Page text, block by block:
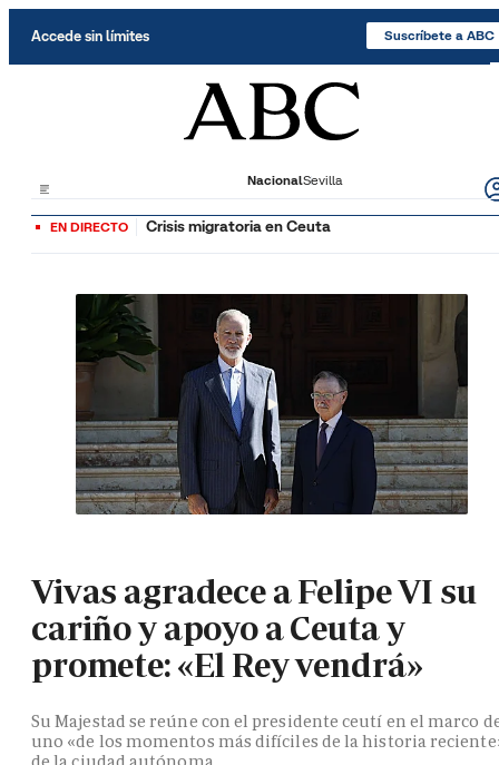
Accede sin límites Suscríbete a ABC
NacionalSevilla
EN DIRECTO Crisis migratoria en Ceuta
Vivas agradece a Felipe VI su
cariño y apoyo a Ceuta y
promete: «El Rey vendrá»
Su Majestad se reúne con el presidente ceutí en el marco
uno «de los momentos más difíciles de la historia
de la ciudad autónoma